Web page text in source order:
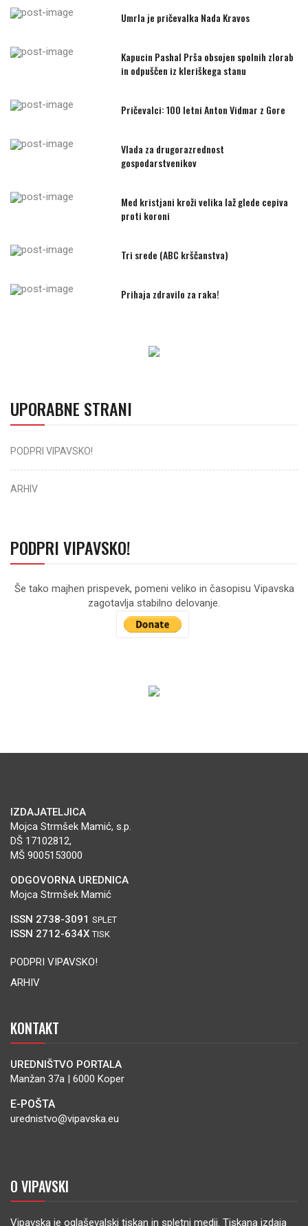
Umrla je pričevalka Nada Kravos
Kapucin Pashal Prša obsojen spolnih zlorab
in odpuščen iz kleriškega stanu
Pričevalci: 100 letni Anton Vidmar z Gore
Vlada za drugorazrednost
gospodarstvenikov
Med kristjani kroži velika laž glede cepiva
proti koroni
Tri srede (ABC krščanstva)
Prihaja zdravilo za raka!
UPORABNE STRANI
PODPRI VIPAVSKO!
ARHIV
PODPRI VIPAVSKO!
Še tako majhen prispevek, pomeni veliko in časopisu Vipavska
zagotavlja stabilno delovanje.
IZDAJATELJICA
Mojca Strmšek Mamić, s.p.
DŠ 17102812,
MŠ 9005153000
ODGOVORNA UREDNICA
Mojca Strmšek Mamić
ISSN 2738-3091 SPLET
ISSN 2712-634XTISK
PODPRI VIPAVSKO!
ARHIV
KONTAKT
UREDNIŠTVO PORTALA
Manžan 37a | 6000 Koper
E-POŠTA
urednistvo@vipavska.eu
O VIPAVSKI
Vipavska je oglaševalski tiskan in spletni medij. Tiskana izdaja